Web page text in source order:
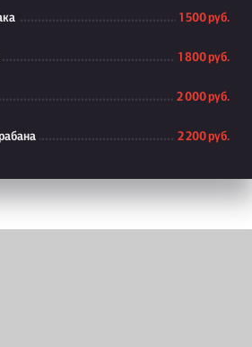
1 500 руб.
1 800 руб.
2 000 руб.
2 200 руб.